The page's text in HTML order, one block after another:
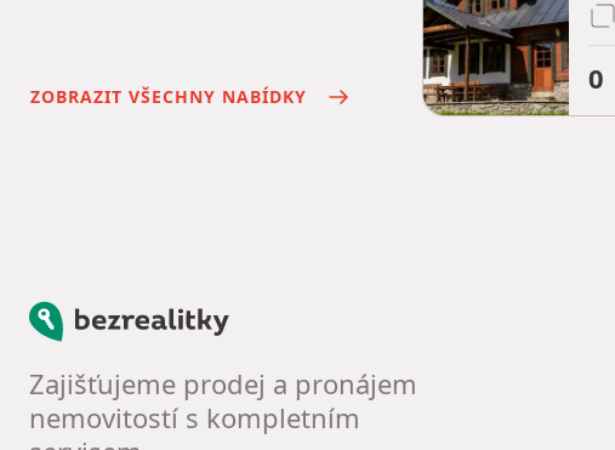
ZOBRAZIT VŠECHNY NABÍDKY
0
Bezrealitky
Zajišťujeme prodej a pronájem
nemovitostí s kompletním